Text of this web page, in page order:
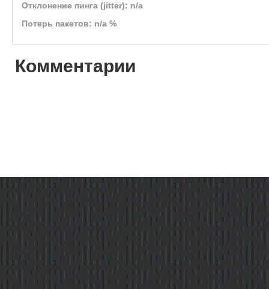
Отклонение пинга (jitter): n/a
Потерь пакетов: n/a %
Комментарии